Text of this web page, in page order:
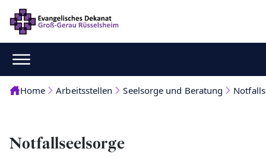
Home Arbeitsstellen Seelsorge und Beratung
Notfallseelsorge